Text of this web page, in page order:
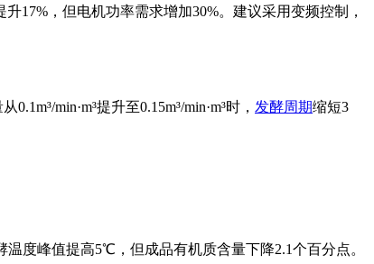
17%，但电机功率需求增加30%。建议采用变频控制，
min·m³提升至0.15m³/min·m³时， 发酵周期缩短3
度峰值提高5℃，但成品有机质含量下降2.1个百分点。